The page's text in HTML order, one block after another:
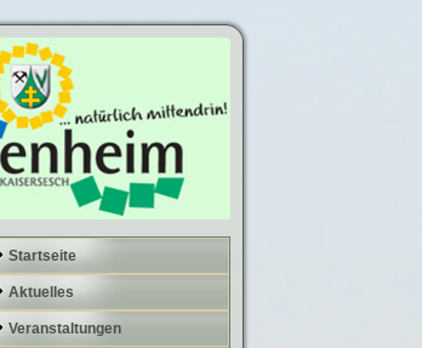
Startseite
Aktuelles
Veranstaltungen